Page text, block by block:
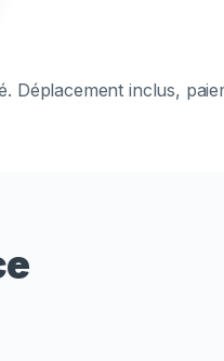
Déplacement inclus,